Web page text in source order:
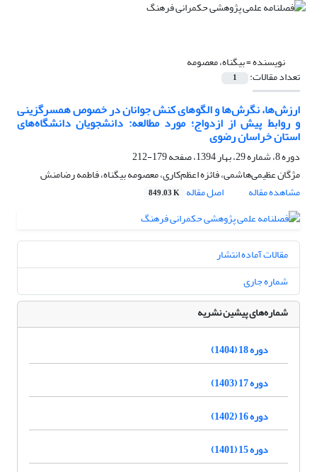
نویسنده =بیگناه، معصومه
تعداد مقالات: 1
ارزش‌ها، نگرش‌ها و الگوهای کنش جوانان در خصوص همسرگزینی
و روابط پیش از ازدواج؛ مورد مطالعه: دانشجویان دانشگاه‌های
استان خراسان رضوی
دوره 8، شماره 29، بهار 1394، صفحه
179-212
مژگان عظیمی‌هاشمی، فائزه اعظم‌کاری، معصومه بیگناه، فاطمه رضامنش
مشاهده مقاله
اصل مقاله 849.03 K
مقالات آماده انتشار
شماره جاری
شماره‌های پیشین نشریه
دوره 18 (1404)
دوره 17 (1403)
دوره 16 (1402)
دوره 15 (1401)